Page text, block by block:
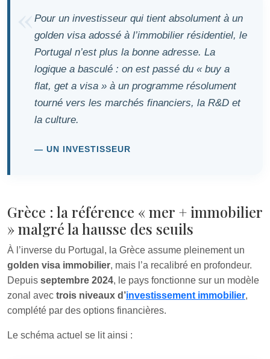
Pour un investisseur qui tient absolument à un
golden visa adossé à l’immobilier résidentiel, le
Portugal n’est plus la bonne adresse. La
logique a basculé : on est passé du « buy a
flat, get a visa » à un programme résolument
tourné vers les marchés financiers, la R&D et
la culture.
UN INVESTISSEUR
Grèce : la référence « mer + immobilier
» malgré la hausse des seuils
À l’inverse du Portugal, la Grèce assume pleinement un
golden visa immobilier, mais l’a recalibré en profondeur.
Depuis septembre 2024, le pays fonctionne sur un modèle
zonal avec trois niveaux d’investissement immobilier,
complété par des options financières.
Le schéma actuel se lit ainsi :